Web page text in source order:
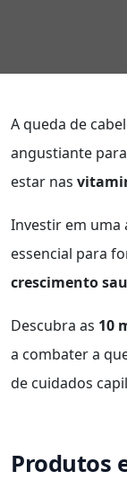
A queda de
angustiante
estar nas
Investir em uma
essencial para
crescimento
Descubra as 10
a combater a
de cuidados
Produtos